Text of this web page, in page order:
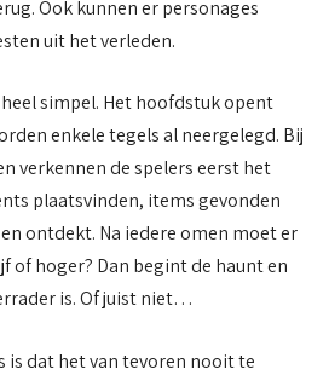
Ook kunnen er personages
uit het verleden.
simpel. Het hoofdstuk opent
enkele tegels al neergelegd. Bij
verkennen de spelers eerst het
plaatsvinden, items gevonden
ontdekt. Na iedere omen moet er
of hoger? Dan begint de haunt en
is. Of juist niet…
is dat het van tevoren nooit te